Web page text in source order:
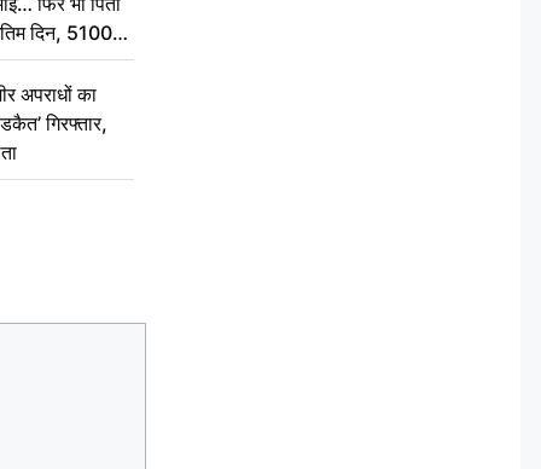
दिन, 5100
कर दीजिए
अपराधों का
गिरफ्तार,